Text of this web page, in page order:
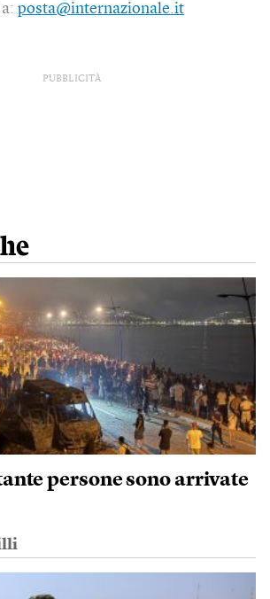
posta@internazionale.it
PUBBLICITÀ
persone sono arrivate